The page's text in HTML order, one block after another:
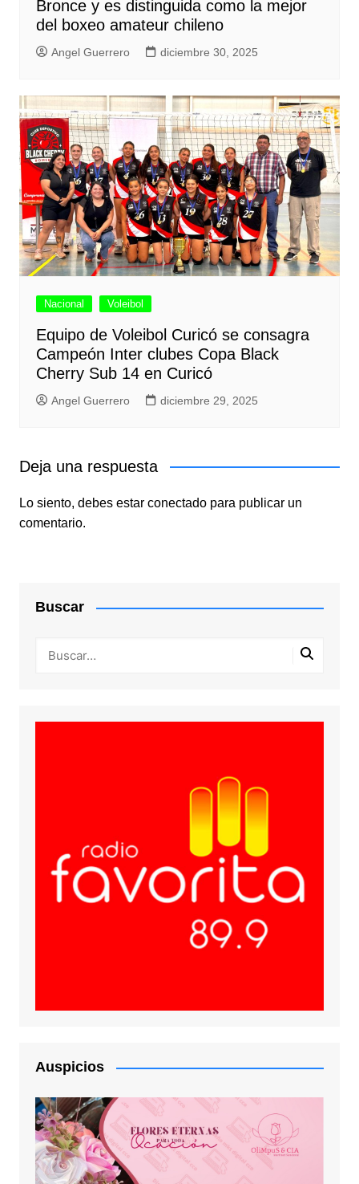
Bronce y es distinguida como la mejor
del boxeo amateur chileno
Angel Guerrero diciembre 30, 2025
Nacional Voleibol
Equipo de Voleibol Curicó se consagra
Campeón Inter clubes Copa Black
Cherry Sub 14 en Curicó
Angel Guerrero diciembre 29, 2025
Deja una respuesta
Lo siento, debes estar conectadopara publicar un
comentario.
Buscar
Auspicios